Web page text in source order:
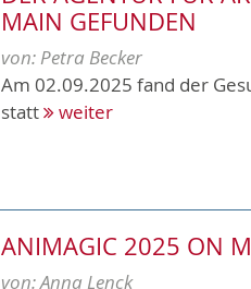
MAIN GEFUNDEN
von: Petra Becker
Am 02.09.2025 fand der
statt
weiter
ANIMAGIC 2025 ON
von:Anna Lenck